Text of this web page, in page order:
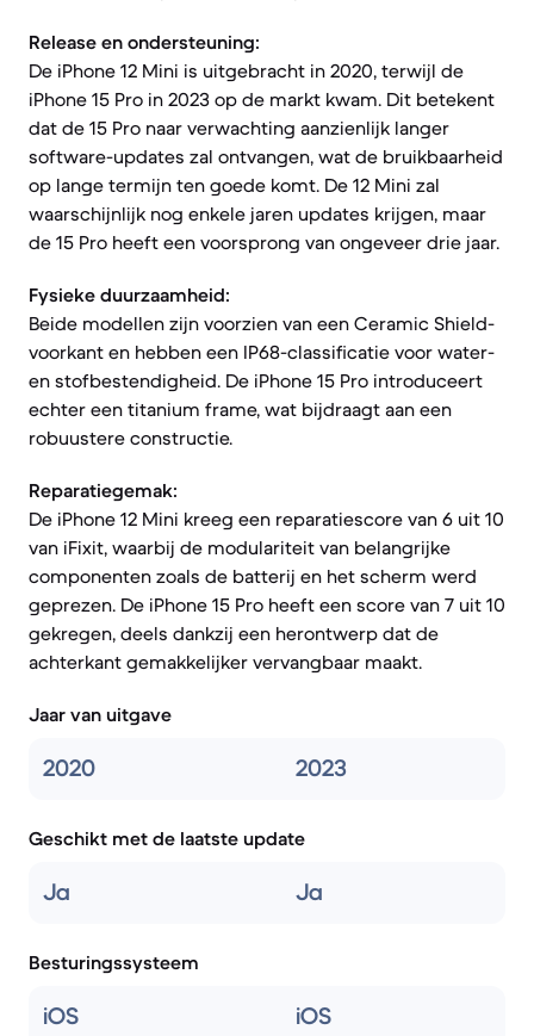
Release en ondersteuning:
De iPhone 12 Mini is uitgebracht in 2020, terwijl de
iPhone 15 Pro in 2023 op de markt kwam. Dit betekent
dat de 15 Pro naar verwachting aanzienlijk langer
software-updates zal ontvangen, wat de bruikbaarheid
op lange termijn ten goede komt. De 12 Mini zal
waarschijnlijk nog enkele jaren updates krijgen, maar
de 15 Pro heeft een voorsprong van ongeveer drie jaar.
Fysieke duurzaamheid:
Beide modellen zijn voorzien van een Ceramic Shield-
voorkant en hebben een IP68-classificatie voor water-
en stofbestendigheid. De iPhone 15 Pro introduceert
echter een titanium frame, wat bijdraagt aan een
robuustere constructie.
Reparatiegemak:
De iPhone 12 Mini kreeg een reparatiescore van 6 uit 10
van iFixit, waarbij de modulariteit van belangrijke
componenten zoals de batterij en het scherm werd
geprezen. De iPhone 15 Pro heeft een score van 7 uit 10
gekregen, deels dankzij een herontwerp dat de
achterkant gemakkelijker vervangbaar maakt.
Jaar van uitgave
2020 2023
Geschikt met de laatste update
Ja Ja
Besturingssysteem
iOS iOS